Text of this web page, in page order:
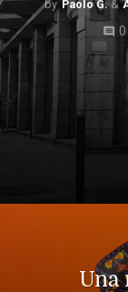
Paolo G.
comment
Una